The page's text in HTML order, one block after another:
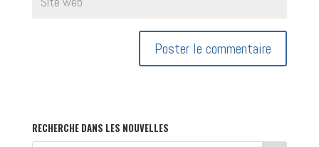
RECHERCHE DANS LES NOUVELLES